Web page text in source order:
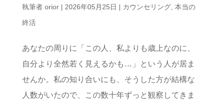
執筆者 orior| 2026年05月25日 | カウンセリング, 本当の
終活
あなたの周りに「この人、私よりも歳上なのに、
自分より全然若く見えるかも…」という人が居ま
せんか。私の知り合いにも、そうした方が結構な
人数がいたので、この数十年ずっと観察してきま